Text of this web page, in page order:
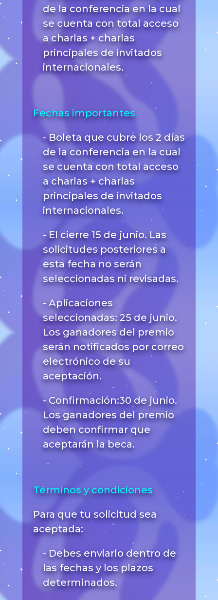
de la conferencia en la cual
se cuenta con total acceso
a charlas + charlas
principales de invitados
internacionales.
Fechas importantes
- Boleta que cubre los 2 días
de la conferencia en la cual
se cuenta con total acceso
a charlas + charlas
principales de invitados
internacionales.
- El cierre 15 de junio. Las
solicitudes posteriores a
esta fecha no serán
seleccionadas ni revisadas.
- Aplicaciones
seleccionadas: 25 de junio.
Los ganadores del premio
serán notificados por correo
electrónico de su
aceptación.
- Confirmación:30 de junio.
Los ganadores del premio
deben confirmar que
aceptarán la beca.
Términos y condiciones
Para que tu solicitud sea
aceptada:
- Debes enviarlo dentro de
las fechas y los plazos
determinados.